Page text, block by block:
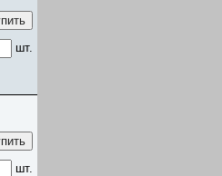
шт.
шт.